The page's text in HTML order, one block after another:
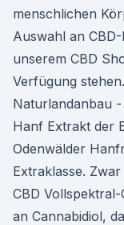
menschlichen
Auswahl an
unserem CBD
Verfügung
Naturlandanbau
Hanf Extrakt der
Odenwälder
Extraklasse.
CBD
an Cannabidiol,